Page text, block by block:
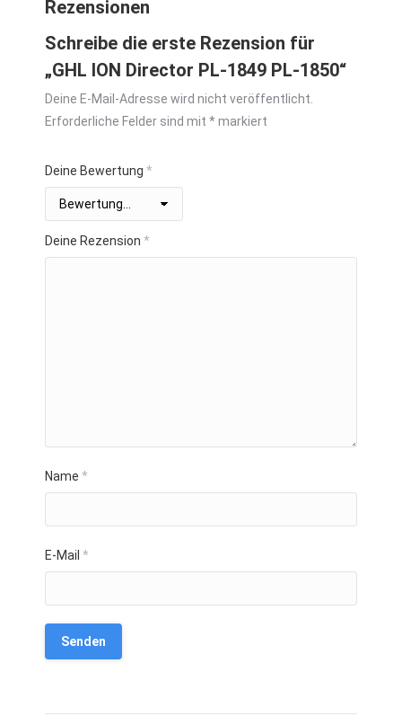
Rezensionen
Schreibe die erste Rezension für
„GHL ION Director PL-1849 PL-1850“
Deine E-Mail-Adresse wird nicht veröffentlicht.
Erforderliche Felder sind mit *markiert
Deine Bewertung *
Deine Rezension *
Name *
E-Mail *